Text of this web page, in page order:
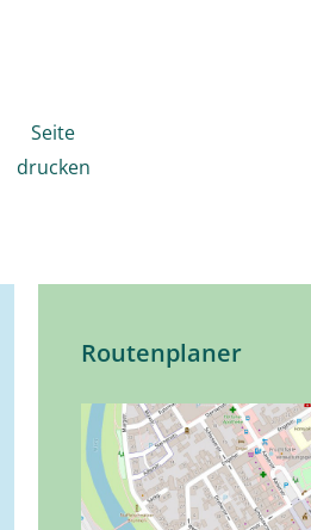
Seite
drucken
Routenplaner